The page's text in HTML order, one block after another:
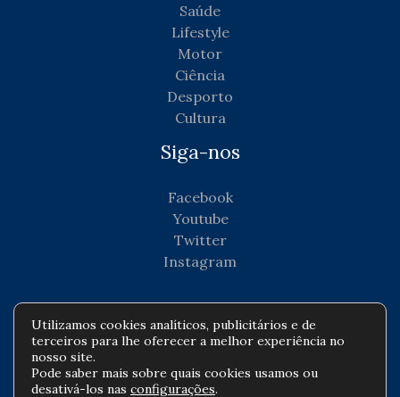
Saúde
Lifestyle
Motor
Ciência
Desporto
Cultura
Siga-nos
Facebook
Youtube
Twitter
Instagram
Copyright © Todos os direitos reservados -
agenciadenoticiascorporativas.com
Utilizamos cookies analíticos, publicitários e de
terceiros para lhe oferecer a melhor experiência no
nosso site.
Pode saber mais sobre quais cookies usamos ou
desativá-los nas configurações.